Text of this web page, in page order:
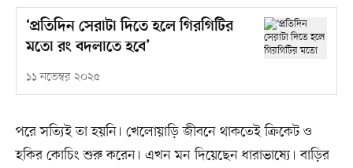
‘প্রতিদিন সেরাটা দিতে হলে গিরগিটির
মতো রং বদলাতে হবে’
১১ নভেম্বর ২০২৫
পরে সত্যিই তা হয়নি। খেলোয়াড়ি জীবনে থাকতেই ক্রিকেট ও
হকির কোচিং শুরু করেন। এখন মন দিয়েছেন ধারাভাষ্যে। বাড়ির